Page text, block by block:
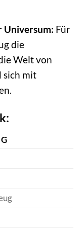
Universum: Für
die
Welt von
sich mit